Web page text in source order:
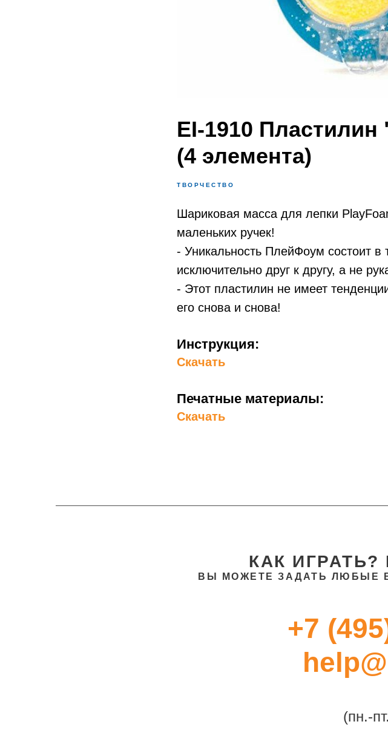
EI-1910
(4 элемента)
ТВОРЧЕСТВО
Шариковая масса для лепки
маленьких ручек!
- Уникальность ПлейФоум состоит
исключительно друг к другу, а не
- Этот пластилин не имеет
его снова и снова!
Инструкция:
Скачать
Печатные материалы:
Скачать
КАК
ВЫ МОЖЕТЕ ЗАДАТЬ ЛЮБЫЕ
+7
(пн.-